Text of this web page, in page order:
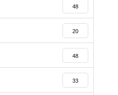
48
20
48
33